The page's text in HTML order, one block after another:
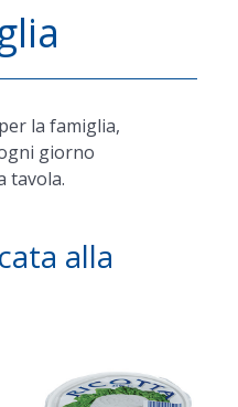
la famiglia,
giorno
tavola.
alla